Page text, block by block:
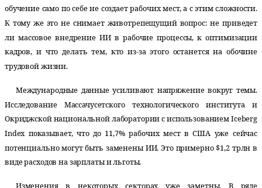
обучение само по себе не создает рабочих мест, а с этим сложности.
К тому же это не снимает животрепещущий вопрос: не приведет
ли массовое внедрение ИИ в рабочие процессы, к оптимизации
кадров, и что делать тем, кто из-за этого останется на обочине
трудовой жизни.
Международные данные усиливают напряжение вокруг темы.
Исследование Массачусетского технологического института и
Окриджской национальной лаборатории с использованием Iceberg
Index показывает, что до 11,7% рабочих мест в США уже сейчас
потенциально могут быть заменены ИИ. Это примерно $1,2 трлн в
виде расходов на зарплаты и льготы.
Изменения в некоторых секторах уже заметны. В ряде